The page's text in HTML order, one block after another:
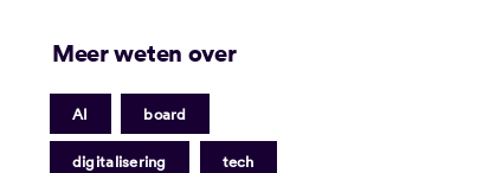
Meer weten over
AI board
digitalisering tech